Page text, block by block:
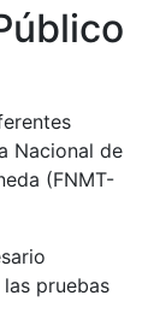
Nacional de
(FNMT-
pruebas